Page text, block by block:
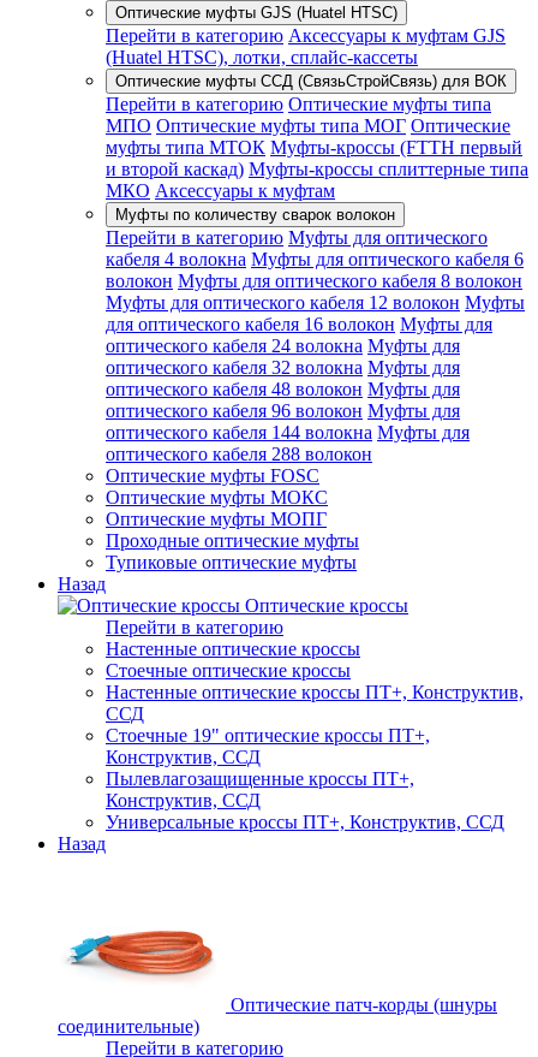
Оптические муфты GJS (Huatel HTSC)
Перейти в категорию Аксессуары к муфтам GJS
(Huatel HTSC), лотки, сплайс-кассеты
Оптические муфты ССД (СвязьСтройСвязь) для ВОК
Перейти в категорию Оптические муфты типа
МПО Оптические муфты типа МОГ Оптические
муфты типа МТОК Муфты-кроссы (FTTH первый
и второй каскад) Муфты-кроссы сплиттерные типа
МКО Аксессуары к муфтам
Муфты по количеству сварок волокон
Перейти в категорию Муфты для оптического
кабеля 4 волокна Муфты для оптического кабеля 6
волокон Муфты для оптического кабеля 8 волокон
Муфты для оптического кабеля 12 волокон Муфты
для оптического кабеля 16 волокон Муфты для
оптического кабеля 24 волокна Муфты для
оптического кабеля 32 волокна Муфты для
оптического кабеля 48 волокон Муфты для
оптического кабеля 96 волокон Муфты для
оптического кабеля 144 волокна Муфты для
оптического кабеля 288 волокон
Оптические муфты FOSC
Оптические муфты МОКС
Оптические муфты МОПГ
Проходные оптические муфты
Тупиковые оптические муфты
Назад
Оптические кроссы
Перейти в категорию
Настенные оптические кроссы
Стоечные оптические кроссы
Настенные оптические кроссы ПТ+, Конструктив,
ССД
Стоечные 19" оптические кроссы ПТ+,
Конструктив, ССД
Пылевлагозащищенные кроссы ПТ+,
Конструктив, ССД
Универсальные кроссы ПТ+, Конструктив, ССД
Назад
Оптические патч-корды (шнуры
соединительные)
Перейти в категорию